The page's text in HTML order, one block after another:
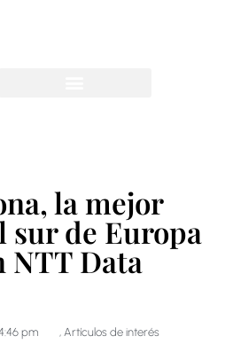
la mejor
sur de Europa
NTT Data
pm , Artículos de interés